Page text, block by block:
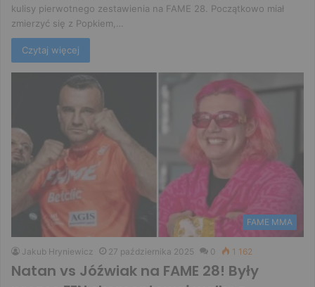
kulisy pierwotnego zestawienia na FAME 28. Początkowo miał
zmierzyć się z Popkiem,…
Czytaj więcej
FAME MMA
Jakub Hryniewicz 27 października 2025 0 1 162
Natan vs Jóźwiak na FAME 28! Były